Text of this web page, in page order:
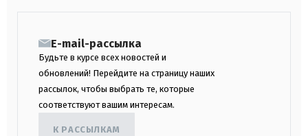
E-mail-рассылка
Будьте в курсе всех новостей и
обновлений! Перейдите на страницу наших
рассылок, чтобы выбрать те, которые
соответствуют вашим интересам.
К РАССЫЛКАМ